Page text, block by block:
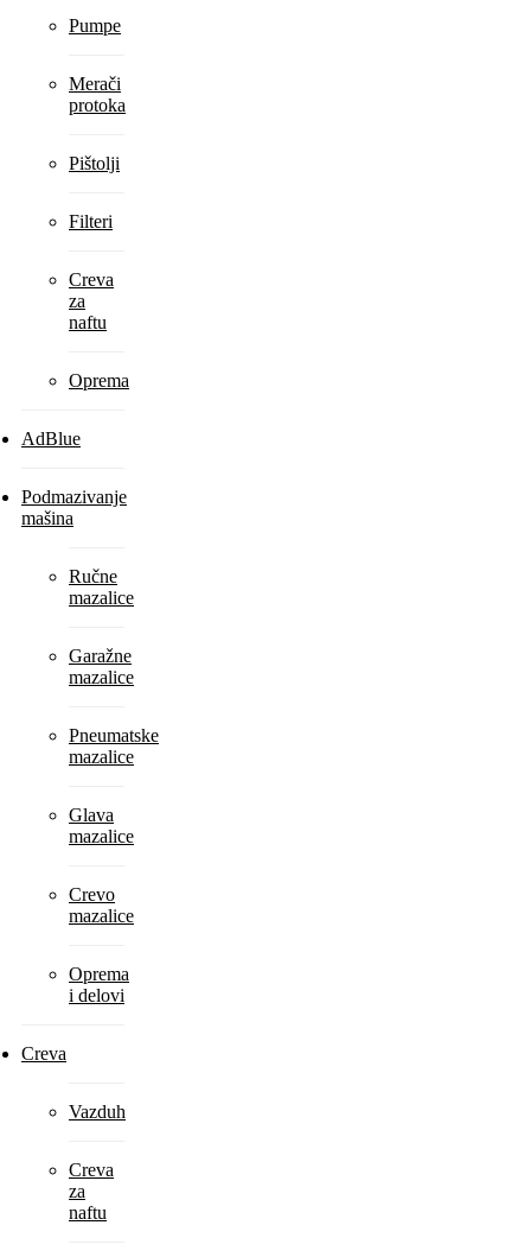
Pumpe
Merači
protoka
Pištolji
Filteri
Creva
za
naftu
Oprema
AdBlue
Podmazivanje
mašina
Ručne
mazalice
Garažne
mazalice
Pneumatske
mazalice
Glava
mazalice
Crevo
mazalice
Oprema
i delovi
Creva
Vazduh
Creva
za
naftu